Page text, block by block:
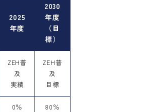
2025
年度
2030
年度
（目
標）
ZEH普
及
実績
ZEH普
及
目標
0％ 80％